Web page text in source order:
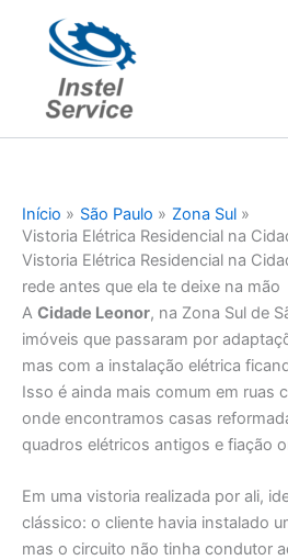
conteúdo
Início São Paulo
Zona Sul
Vistoria Elétrica Residencial na
Vistoria Elétrica Residencial na
rede antes que ela te deixe na mão
A Cidade Leonor, na Zona Sul de
imóveis que passaram por
mas com a instalação elétrica
Isso é ainda mais comum em ruas
onde encontramos casas
quadros elétricos antigos e fiação
Em uma vistoria realizada por ali,
clássico: o cliente havia instalado
mas o circuito não tinha condutor